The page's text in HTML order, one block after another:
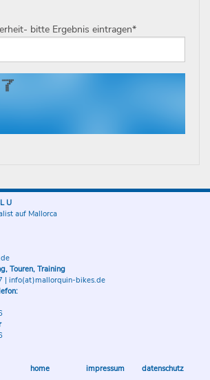
Sicherheit- bitte Ergebnis eintragen*
U
auf Mallorca
Touren, Training
| info(at)mallorquin-bikes.de
home impressum datenschutz